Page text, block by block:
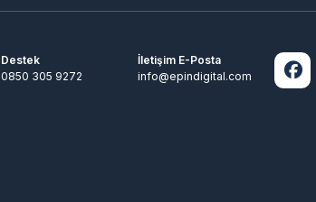
Destek
0850 305 9272
İletişim E-Posta
info@epindigital.com